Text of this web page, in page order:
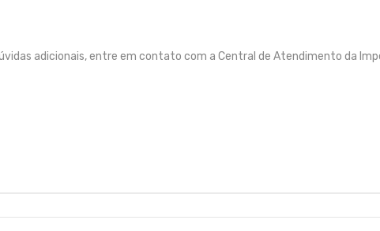
adicionais, entre em contato com a Central de Atendimento da